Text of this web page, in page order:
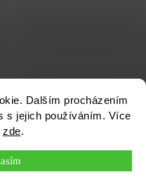
Dalším procházením
s jejich používáním. Více
zde.
Shoptet